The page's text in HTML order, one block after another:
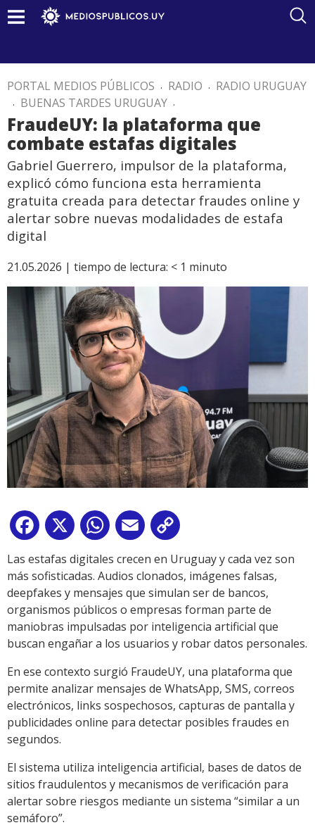
PORTAL MEDIOS PÚBLICOS . RADIO . RADIO URUGUAY
. BUENAS TARDES URUGUAY .
FraudeUY: la plataforma que
combate estafas digitales
Gabriel Guerrero, impulsor de la plataforma,
explicó cómo funciona esta herramienta
gratuita creada para detectar fraudes online y
alertar sobre nuevas modalidades de estafa
digital
21.05.2026 | tiempo de lectura: < 1 minuto
Facebook
X WhatsApp
Email
Link
Las estafas digitales crecen en Uruguay y cada vez son
más sofisticadas. Audios clonados, imágenes falsas,
deepfakes y mensajes que simulan ser de bancos,
organismos públicos o empresas forman parte de
maniobras impulsadas por inteligencia artificial que
buscan engañar a los usuarios y robar datos personales.
En ese contexto surgió FraudeUY, una plataforma que
permite analizar mensajes de WhatsApp, SMS, correos
electrónicos, links sospechosos, capturas de pantalla y
publicidades online para detectar posibles fraudes en
segundos.
El sistema utiliza inteligencia artificial, bases de datos de
sitios fraudulentos y mecanismos de verificación para
alertar sobre riesgos mediante un sistema “similar a un
semáforo”.